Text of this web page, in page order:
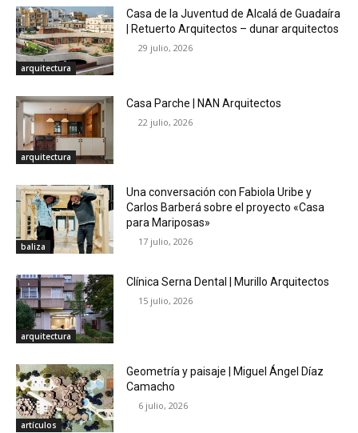
arquitectura
Casa de la Juventud de Alcalá de Guadaíra
| Retuerto Arquitectos – dunar arquitectos
29 julio, 2026
arquitectura
Casa Parche | NAN Arquitectos
22 julio, 2026
baliza
Una conversación con Fabiola Uribe y
Carlos Barberá sobre el proyecto «Casa
para Mariposas»
17 julio, 2026
arquitectura
Clínica Serna Dental | Murillo Arquitectos
15 julio, 2026
artículos
Geometría y paisaje | Miguel Ángel Díaz
Camacho
6 julio, 2026